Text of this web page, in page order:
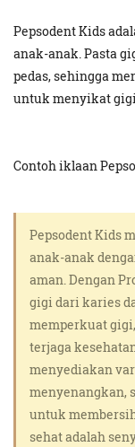
Pepsodent Kids
anak-anak. Pasta
pedas, sehingga
untuk menyikat
Contoh iklaan
Pepsodent Kids
anak-anak
aman. Dengan
gigi dari karies
memperkuat
terjaga
menyediakan
menyenangkan,
untuk
sehat adalah